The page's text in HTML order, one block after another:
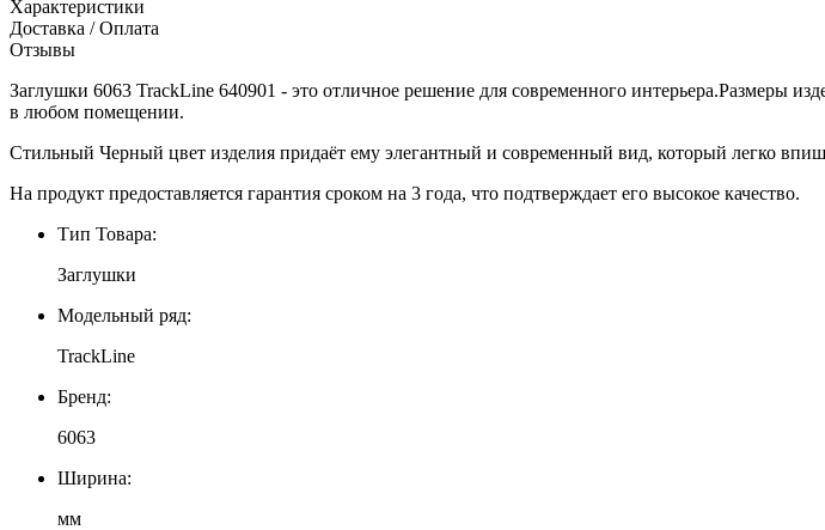
Характеристики
Доставка / Оплата
Отзывы
Заглушки 6063 TrackLine 640901 - это отличное решение для современного интерьера.Размеры
в любом помещении.
Стильный Черный цвет изделия придаёт ему элегантный и современный вид, который легко
На продукт предоставляется гарантия сроком на 3 года, что подтверждает его высокое качество.
Тип Товара:
Заглушки
Модельный ряд:
TrackLine
Бренд:
6063
Ширина:
мм